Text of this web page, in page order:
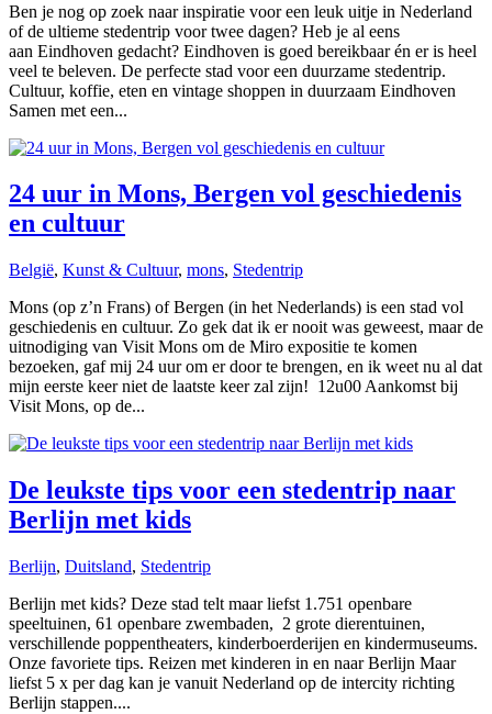
Ben je nog op zoek naar inspiratie voor een leuk uitje in Nederland
of de ultieme stedentrip voor twee dagen? Heb je al eens
aan Eindhoven gedacht? Eindhoven is goed bereikbaar én er is heel
veel te beleven. De perfecte stad voor een duurzame stedentrip.
Cultuur, koffie, eten en vintage shoppen in duurzaam Eindhoven
Samen met een...
24 uur in Mons, Bergen vol geschiedenis
en cultuur
België, Kunst & Cultuur, mons, Stedentrip
Mons (op z’n Frans) of Bergen (in het Nederlands) is een stad vol
geschiedenis en cultuur. Zo gek dat ik er nooit was geweest, maar de
uitnodiging van Visit Mons om de Miro expositie te komen
bezoeken, gaf mij 24 uur om er door te brengen, en ik weet nu al dat
mijn eerste keer niet de laatste keer zal zijn! 12u00 Aankomst bij
Visit Mons, op de...
De leukste tips voor een stedentrip naar
Berlijn met kids
Berlijn, Duitsland, Stedentrip
Berlijn met kids? Deze stad telt maar liefst 1.751 openbare
speeltuinen, 61 openbare zwembaden, 2 grote dierentuinen,
verschillende poppentheaters, kinderboerderijen en kindermuseums.
Onze favoriete tips. Reizen met kinderen in en naar Berlijn Maar
liefst 5 x per dag kan je vanuit Nederland op de intercity richting
Berlijn stappen....